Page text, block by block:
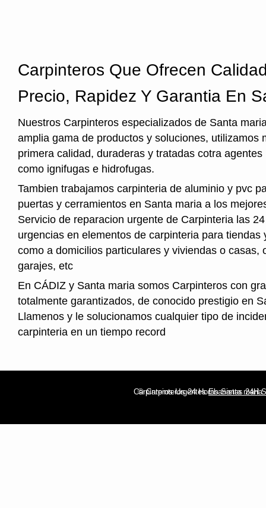
Carpinteros Que Ofrecen
Precio, Rapidez Y Garantia En
Nuestros Carpinteros especializados de Santa
amplia gama de productos y soluciones, utilizamos
primera calidad, duraderas y tratadas cotra
como ignifugas e hidrofugas.
Tambien trabajamos carpinteria de aluminio y pvc
puertas y cerramientos en Santa maria a los
Servicio de reparacion urgente de Carpinteria las
urgencias en elementos de carpinteria para tiendas
como a domicilios particulares y viviendas o casas,
garajes, etc
En CÁDIZ y Santa maria somos Carpinteros con
totalmente garantizados, de conocido prestigio en
Llamenos y le solucionamos cualquier tipo de
carpinteria en un tiempo record
© Carpinteros 24 Horas Santa maria
Carpinteros UrgentesEbanistas 24H